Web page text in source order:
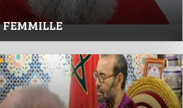
FEMMILLE
0